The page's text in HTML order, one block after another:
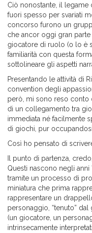
Ciò nonostante, il
fuori spesso per svariati
concorso furono un
che ancor oggi gran
giocatore di ruolo (o lo è
familiarità con questa
sottolineare gli aspetti
Presentando le attività di
convention degli
però, mi sono reso conto
di un collegamento tra
immediata né facilmente
di giochi, pur
Così ho pensato di
Il punto di partenza,
Questi nascono negli
tramite un processo di
miniatura che prima
rappresentare un
personaggio, “tenuto” dal
(un giocatore, un
intrinsecamente